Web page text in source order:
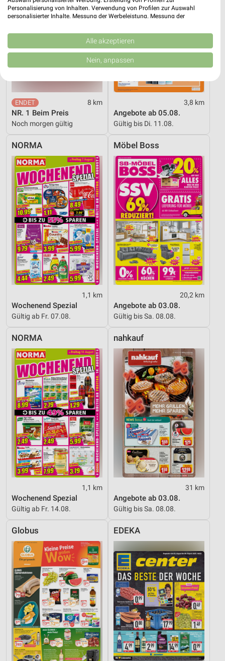
8 km
NR. 1 Beim Preis
Noch morgen gültig
3,8 km
Angebote ab 05.08.
Gültig bis Di. 11.08.
NORMA
1,1 km
Wochenend Spezial
Gültig ab Fr. 07.08.
Möbel Boss
20,2 km
Angebote ab 03.08.
Gültig bis Sa. 08.08.
NORMA
1,1 km
Wochenend Spezial
Gültig ab Fr. 14.08.
nahkauf
31 km
Angebote ab 03.08.
Gültig bis Sa. 08.08.
Globus EDEKA
Personalisierung von Inhalten. Verwendung von Profilen zur Auswahl
personalisierter Inhalte. Messung der Werbeleistung. Messung der
Kombinationen von Daten aus verschiedenen Quellen. Entwicklung und
Verbesserung der Angebote. Verwendung reduzierter Daten zur Auswahl
von Inhalten.
Daten können außerhalb der Europäischen Union weitergegeben und in die
USA gesendet werden.
Website/App.
Partnerliste anzeigen (1 IAB-Anbieter)
Wir nutzen Ihre Daten für folgende Zwecke:
IAB-Verarbeitungszwecke:
auf einem Endgerät
Verwendung reduzierter Daten zur Auswahl von
Werbeanzeigen
Erstellung von Profilen für personalisierte
Werbung
Verwendung von Profilen zur Auswahl
personalisierter Werbung
Erstellung von Profilen zur Personalisierung
von Inhalten
Verwendung von Profilen zur Auswahl
personalisierter Inhalte
Messung der Werbeleistung
Messung der Performance von Inhalten
Analyse von Zielgruppen durch Statistiken oder
Kombinationen von Daten aus verschiedenen
Quellen
Entwicklung und Verbesserung der Angebote
Verwendung reduzierter Daten zur Auswahl von
Inhalten
IAB-Besonderheiten:
Verwendung genauer Standortdaten
Geräte anhand von aktiv angeforderten
Informationen identifizieren
Nicht-IAB-Verarbeitungszwecke:
Notwendig
Performance
Funktional
Werbung
Alle akzeptieren
Nein, anpassen